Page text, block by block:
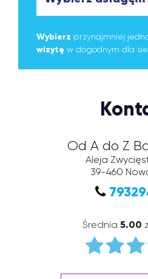
Wybierz przynajmniej
wizytę w dogodnym dla
Od A do Z
Aleja
39-460
Średnia 5.00